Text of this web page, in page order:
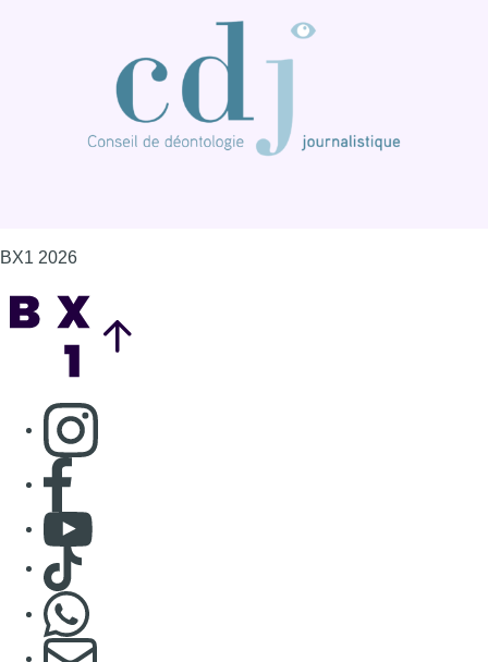
BX1 2026
Consulter page Instagram
Consulter page Facebook
Consulter Youtube
Consulter TikTok
S'abonner à notre newsletter